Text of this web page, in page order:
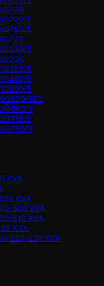
5
5
5
5
5
5
5E2
5
5
5
KVA
KVA
500 KVA
610 KVA
KVA
225-230 KVA